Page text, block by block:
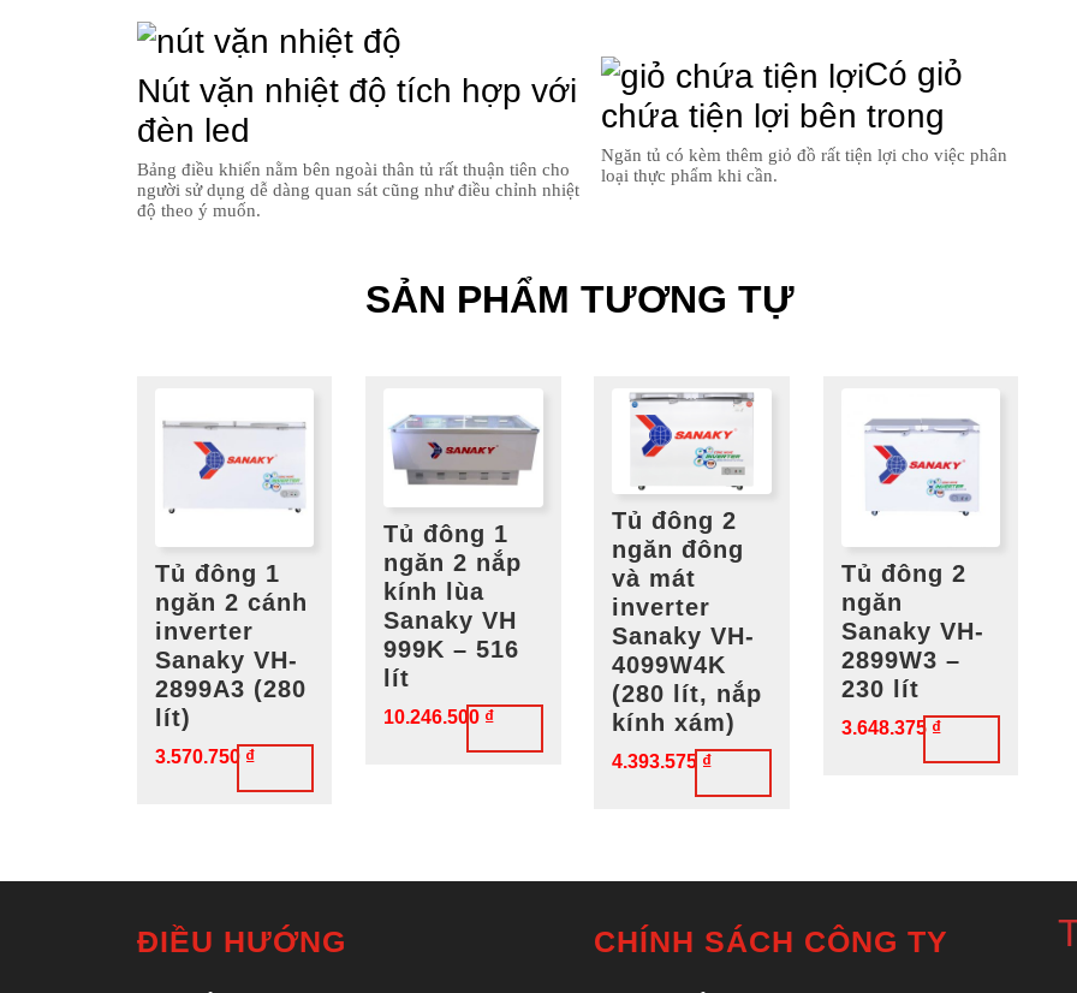
Nút vặn nhiệt độ tích hợp với
đèn led
Bảng điều khiển nằm bên ngoài thân tủ rất thuận tiên cho
người sử dụng dễ dàng quan sát cũng như điều chỉnh nhiệt
độ theo ý muốn.
Có giỏ
chứa tiện lợi bên trong
Ngăn tủ có kèm thêm giỏ đồ rất tiện lợi cho việc phân
loại thực phẩm khi cần.
SẢN PHẨM TƯƠNG TỰ
Tủ đông 1
ngăn 2 cánh
inverter
Sanaky VH-
2899A3 (280
lít)
3.570.750 ₫
Tủ đông 1
ngăn 2 nắp
kính lùa
Sanaky VH
999K – 516
lít
10.246.500 ₫
Tủ đông 2
ngăn đông
và mát
inverter
Sanaky VH-
4099W4K
(280 lít, nắp
kính xám)
4.393.575 ₫
Tủ đông 2
ngăn
Sanaky VH-
2899W3 –
230 lít
3.648.375 ₫
ĐIỀU HƯỚNG CHÍNH SÁCH CÔNG TY